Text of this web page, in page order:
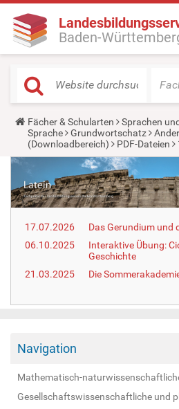
Baden-
Y
o
u
a
h
e
r
:
Fächer & Schularten Sprachen
Sprache
Grundwortschatz
(Downloadbereich)
PDF-Dateien
17.07.2026
Das Gerundium und
06.10.2025
Interaktive Übung:
Geschichte
21.03.2025
Die
Navigation
Mathematisch-
Gesellschaftswissenschaftliche und